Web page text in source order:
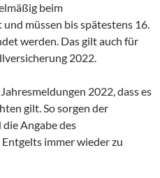
beim
müssen bis spätestens 16.
werden. Das gilt auch für
2022.
2022, dass es
gilt. So sorgen der
Angabe des
immer wieder zu